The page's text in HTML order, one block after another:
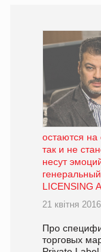
остаются на
так и не
несут
LICENSING
21 квітня 2016
Про
торговых